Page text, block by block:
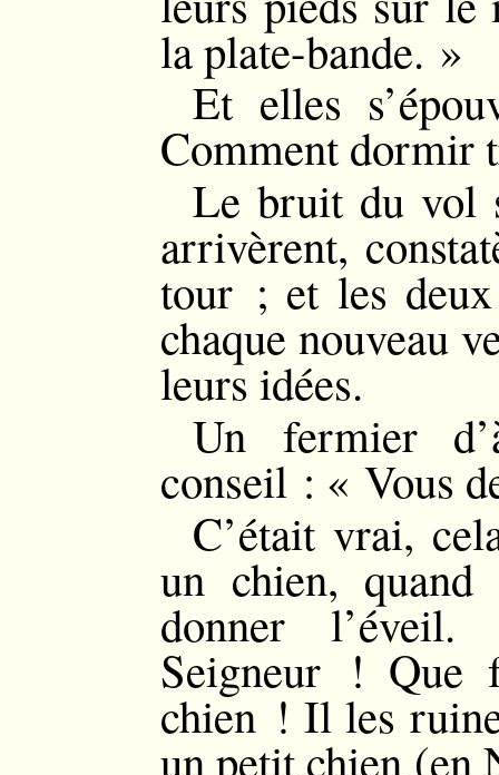
la plate-bande. »
Et elles
Comment dormir
Le bruit du vol
arrivèrent,
tour ; et les
chaque nouveau
leurs idées.
Un fermier
conseil : « Vous
C’était vrai,
un chien,
donner
Seigneur ! Que
chien ! Il les
un petit chien (en